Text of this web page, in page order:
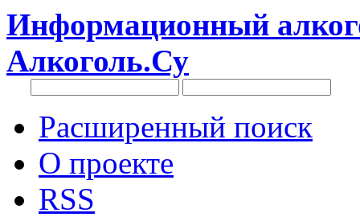
Информационный
Алкоголь.Су
Расширенный поиск
О проекте
RSS